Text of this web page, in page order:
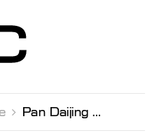
 Pan Daijing